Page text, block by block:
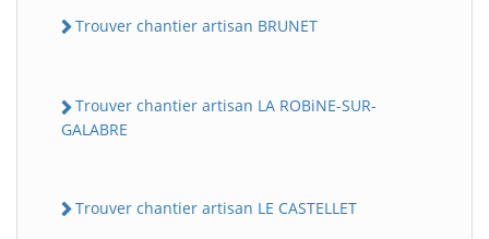
Trouver chantier artisan BRUNET
Trouver chantier artisan LA ROBiNE-SUR-
GALABRE
Trouver chantier artisan LE CASTELLET